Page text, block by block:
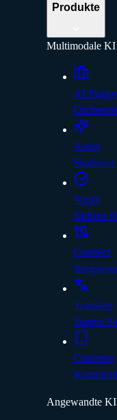
Produkte
Multimodale KI
AI
Assist
Verify
Sichern
Connect
Translate
Starten
Converse
Angewandte KI